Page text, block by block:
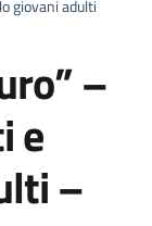
giovani adulti
–
e
–